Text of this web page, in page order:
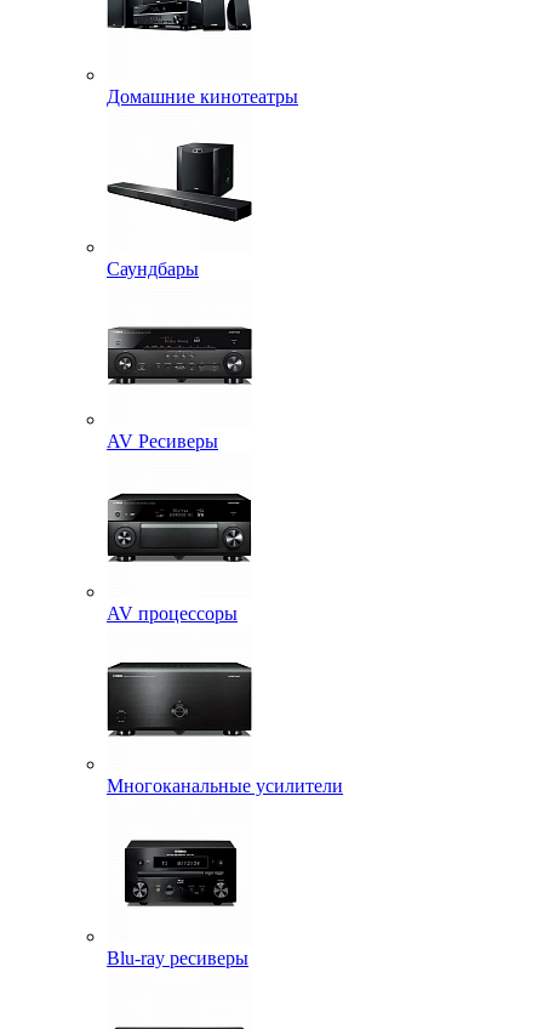
Домашние кинотеатры
Саундбары
AV Ресиверы
AV процессоры
Многоканальные усилители
Blu-ray ресиверы